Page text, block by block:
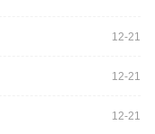
12-21
12-21
12-21